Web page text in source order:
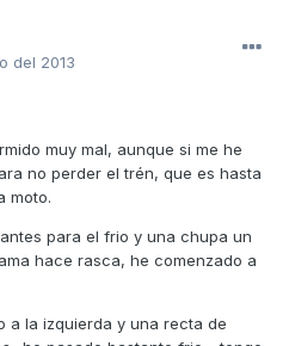
del 2013
muy mal, aunque si me he
no perder el trén, que es hasta
moto.
para el frio y una chupa un
hace rasca, he comenzado a
a la izquierda y una recta de